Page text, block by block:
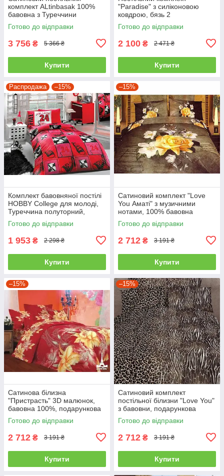
комплект ALtinbasak 100%
бавовна з Туреччини
двоспальний - євро
Готово до відправки
3 756 ₴ 5 366 ₴
Купити
"Paradise" з силіконовою
ковдрою, бязь 2
Готово до відправки
2 100 ₴ 2 471 ₴
Купити
Распродажа –15%
Комплект бавовняної постілі
HOBBY College для молоді,
Туреччина полуторний,
червоний
Готово до відправки
1 953 ₴ 2 298 ₴
Купити
–15%
Сатиновий комплект "Love
You Аматі" з музичними
нотами, 100% бавовна
полуторний
Готово до відправки
2 712 ₴ 3 191 ₴
Купити
–15%
Сатинова білизна
"Пристрасть" 3D малюнок,
бавовна 100%, подарункова
упаковка полуторний
Готово до відправки
2 712 ₴ 3 191 ₴
Купити
–15%
Сатиновий комплект
постільної білизни "Love You"
з бавовни, подарункова
упаковка полуторний
Готово до відправки
2 712 ₴ 3 191 ₴
Купити